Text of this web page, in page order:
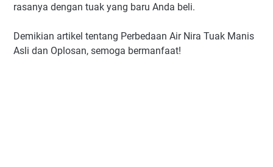
rasanya dengan tuak yang baru Anda beli.
Demikian artikel tentang Perbedaan Air Nira Tuak Manis
Asli dan Oplosan, semoga bermanfaat!